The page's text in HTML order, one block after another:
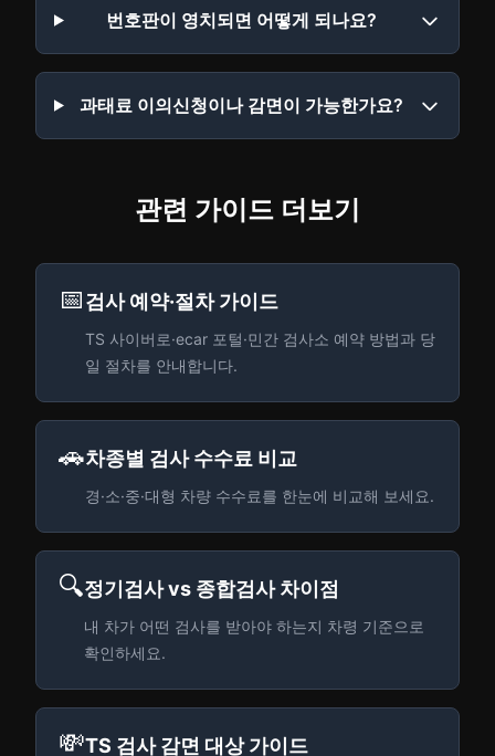
번호판이 영치되면 어떻게 되나요?
과태료 이의신청이나 감면이 가능한가요?
관련 가이드 더보기
📅검사 예약·절차 가이드
TS 사이버로·ecar 포털·민간 검사소 예약 방법과 당
일 절차를 안내합니다.
🚗차종별 검사 수수료 비교
경·소·중·대형 차량 수수료를 한눈에 비교해 보세요.
🔍정기검사 vs 종합검사 차이점
내 차가 어떤 검사를 받아야 하는지 차령 기준으로
확인하세요.
💸TS 검사 감면 대상 가이드